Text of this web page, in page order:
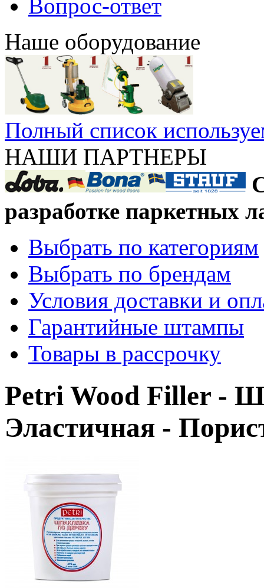
Вопрос-ответ
Наше оборудование
Полный список
НАШИ ПАРТНЕРЫ
разработке паркетных
Выбрать по категориям
Выбрать по брендам
Условия доставки и
Гарантийные штампы
Товары в рассрочку
Petri Wood Filler -
Эластичная -